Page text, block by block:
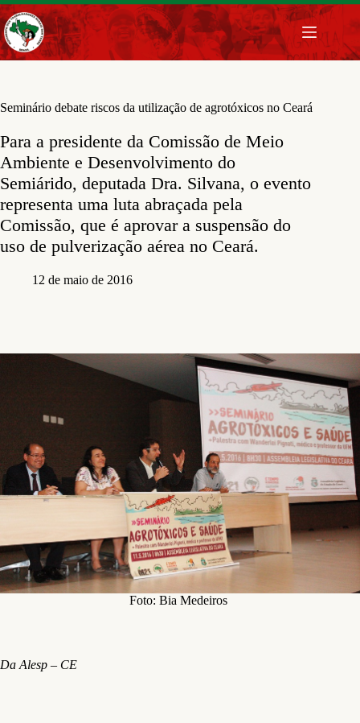
Pular
para
o
conteúdo
Seminário debate riscos da utilização de agrotóxicos no Ceará
Para a presidente da Comissão de Meio
Ambiente e Desenvolvimento do
Semiárido, deputada Dra. Silvana, o evento
representa uma luta abraçada pela
Comissão, que é aprovar a suspensão do
uso de pulverização aérea no Ceará.
12 de maio de 2016
Foto: Bia Medeiros
Da Alesp – CE